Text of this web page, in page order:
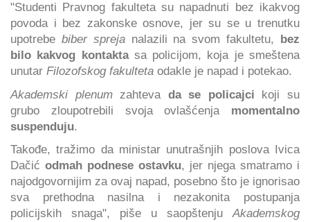
"Studenti Pravnog fakulteta su napadnuti bez ikakvog
povoda i bez zakonske osnove, jer su se u trenutku
upotrebe biber sprejanalazili na svom fakultetu,
bez
bilo kakvog kontaktasa policijom, koja je smeštena
unutar Filozofskog fakulteta odakle je napad i potekao.
Akademski plenumzahteva da se policajci koji su
grubo zloupotrebili svoja ovlašćenja momentalno
suspenduju.
Takođe, tražimo da ministar unutrašnjih poslova Ivica
Dačić odmah podnese ostavku, jer njega smatramo i
najodgovornijim za ovaj napad, posebno što je ignorisao
sva prethodna nasilna i nezakonita postupanja
policijskih snaga", piše u saopštenju Akademskog